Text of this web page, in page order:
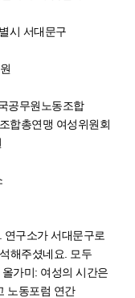
시 서대문구
공무원노동조합
합총연맹 여성위원회
구소가 서대문구로
해주셨네요. 모두
올가미: 여성의 시간은
노동포럼 연간